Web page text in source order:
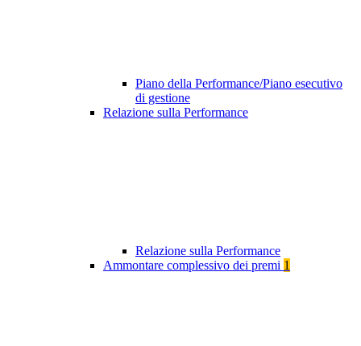
Piano della Performance/Piano esecutivo
di gestione
Relazione sulla Performance
Relazione sulla Performance
Ammontare complessivo dei premi 1